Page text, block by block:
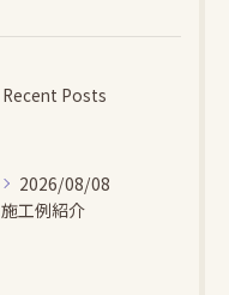
Recent Posts
2026/08/08
施工例紹介